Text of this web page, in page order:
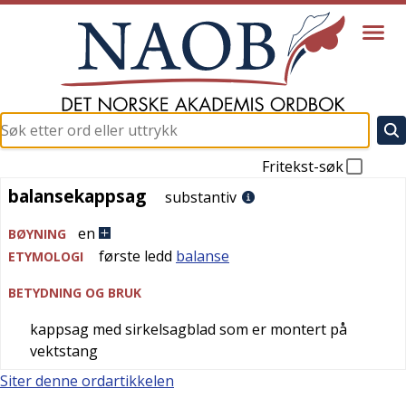
Fritekst-søk
balansekappsag
balansekappsag substantiv
BØYNING en
ETYMOLOGI første ledd balanse
BETYDNING OG BRUK
kappsag med sirkelsagblad som er montert på
vektstang
Siter denne ordartikkelen